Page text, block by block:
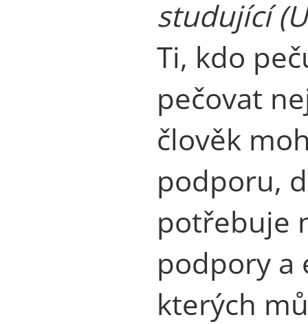
studující
Ti, kdo
pečovat
člověk
podporu,
potřebuje
podpory a
kterých